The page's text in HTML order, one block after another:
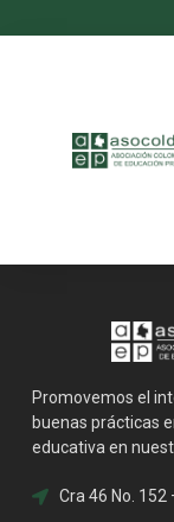
Promovemos el
buenas prácticas
educativa en
Cra 46 No. 152